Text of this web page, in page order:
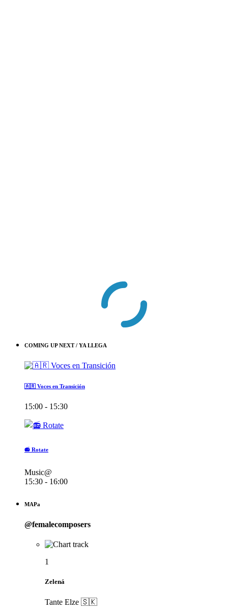
COMING UP NEXT / YA LLEGA
🇦🇷 Voces en Transición
15:00 - 15:30
📻 Rotate
Music@
15:30 - 16:00
MAPa
@femalecomposers
1
Zelená
Tante Elze 🇸🇰